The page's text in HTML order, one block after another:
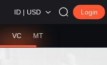
ID | USD Login
VC MT